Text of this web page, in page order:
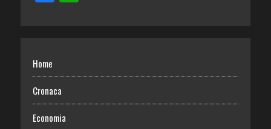
Home
Cronaca
Economia